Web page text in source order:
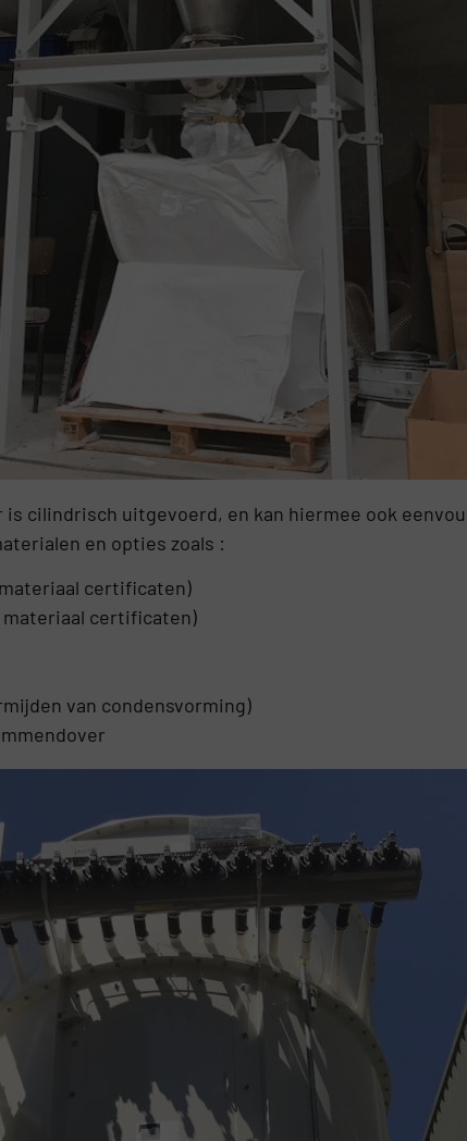
is cilindrisch uitgevoerd, en kan hiermee ook
en opties zoals :
certificaten)
materiaal certificaten)
van condensvorming)